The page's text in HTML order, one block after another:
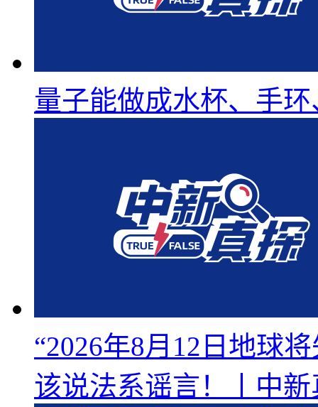
量子能做成水杯、手
“2026年8月12日地球
该说法系谣言！丨中新